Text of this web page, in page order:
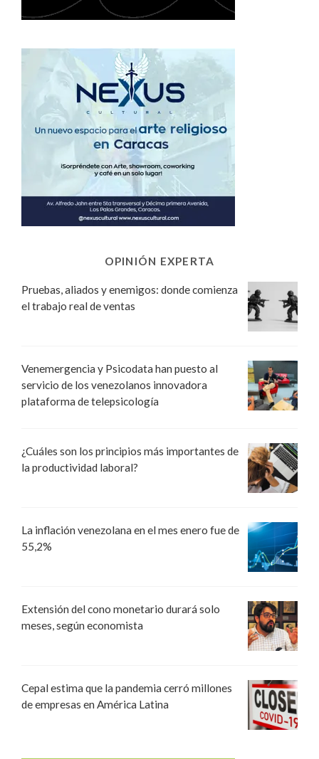
OPINIÓN EXPERTA
Pruebas, aliados y enemigos: donde comienza
el trabajo real de ventas
Venemergencia y Psicodata han puesto al
servicio de los venezolanos innovadora
plataforma de telepsicología
¿Cuáles son los principios más importantes de
la productividad laboral?
La inflación venezolana en el mes enero fue de
55,2%
Extensión del cono monetario durará solo
meses, según economista
Cepal estima que la pandemia cerró millones
de empresas en América Latina